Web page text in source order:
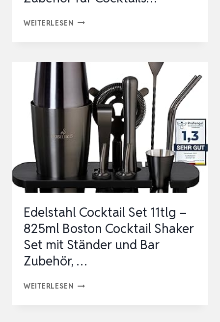
WEITERLESEN EMPATION
SCHWARZ
[TESTSIEGER],
825ML
COCKTAIL
SHAKER
MIT
BAR
ZUBEHÖR
FÜR
Edelstahl Cocktail Set 11tlg –
825ml Boston Cocktail Shaker
Set mit Ständer und Bar
Zubehör, …
WEITERLESEN EDELSTAHL